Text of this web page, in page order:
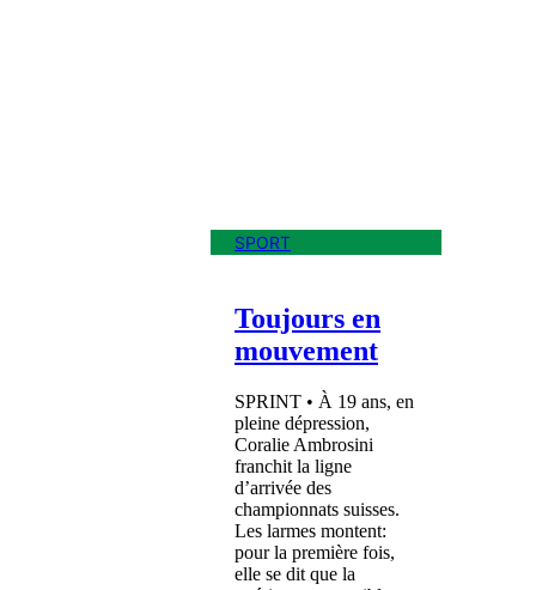
SPORT
Toujours en
mouvement
SPRINT • À 19 ans, en
pleine dépression,
Coralie Ambrosini
franchit la ligne
d’arrivée des
championnats suisses.
Les larmes montent:
pour la première fois,
elle se dit que la